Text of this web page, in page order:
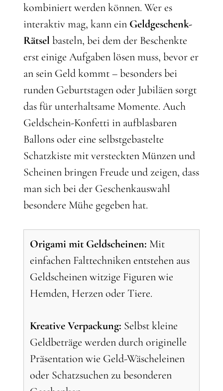
kombiniert werden können. Wer es
interaktiv mag, kann ein Geldgeschenk-
Rätsel basteln, bei dem der Beschenkte
erst einige Aufgaben lösen muss, bevor er
an sein Geld kommt – besonders bei
runden Geburtstagen oder Jubiläen sorgt
das für unterhaltsame Momente. Auch
Geldschein-Konfetti in aufblasbaren
Ballons oder eine selbstgebastelte
Schatzkiste mit versteckten Münzen und
Scheinen bringen Freude und zeigen, dass
man sich bei der Geschenkauswahl
besondere Mühe gegeben hat.
Origami mit Geldscheinen: Mit
einfachen Falttechniken entstehen aus
Geldscheinen witzige Figuren wie
Hemden, Herzen oder Tiere.
Kreative Verpackung: Selbst kleine
Geldbeträge werden durch originelle
Präsentation wie Geld-Wäscheleinen
oder Schatzsuchen zu besonderen